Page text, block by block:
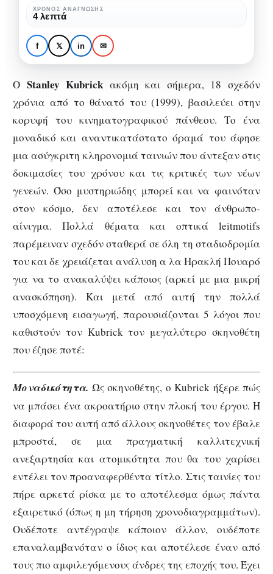
SPECIALS ΚΙΝΗΜΑΤΟΓΡΆΦΟΣ
Πέντε λόγοι που
αγαπάμε τον Stanley
Kubrick!
τον
Stanley
Kubrick!
ΧΡΌΝΟΣ ΑΝΆΓΝΩΣΗΣ
4 λεπτά
f 𝕏 in ✉
Ο Stanley Kubrick ακόμη και σήμερα, 18 σχεδόν
χρόνια από το θάνατό του (1999), βασιλεύει στην
κορυφή του κινηματογραφικού πάνθεου. Το ένα
μοναδικό και αναντικατάστατο όραμά του άφησε
μια ασύγκριτη κληρονομιά ταινιών που άντεξαν στις
δοκιμασίες του χρόνου και τις κριτικές των νέων
γενεών. Όσο μυστηριώδης μπορεί και να φαινόταν
στον κόσμο, δεν αποτέλεσε και τον άνθρωπο-
αίνιγμα. Πολλά θέματα και οπτικά leitmotifs
παρέμειναν σχεδόν σταθερά σε όλη τη σταδιοδρομία
του και δε χρειάζεται ανάλυση α λα Ηρακλή Πουαρό
για να το ανακαλύψει κάποιος (αρκεί με μια μικρή
ανασκόπηση). Και μετά από αυτή την πολλά
υποσχόμενη εισαγωγή, παρουσιάζονται 5 λόγοι που
καθιστούν τον Kubrick τον μεγαλύτερο σκηνοθέτη
που έζησε ποτέ:
Μοναδικότητα. Ως σκηνοθέτης, ο Kubrick ήξερε πώς
να μπάσει ένα ακροατήριο στην πλοκή του έργου. Η
διαφορά του αυτή από άλλους σκηνοθέτες τον έβαλε
μπροστά, σε μια πραγματική καλλιτεχνική
ανεξαρτησία και ατομικότητα που θα του χαρίσει
εντέλει τον προαναφερθέντα τίτλο. Στις ταινίες του
πήρε αρκετά ρίσκα με το αποτέλεσμα όμως πάντα
εξαιρετικό (όπως η μη τήρηση χρονοδιαγραμμάτων).
Ουδέποτε αντέγραψε κάποιον άλλον, ουδέποτε
επαναλαμβανόταν ο ίδιος και αποτέλεσε έναν από
τους πιο αμφιλεγόμενους άνδρες της εποχής του. Έχει